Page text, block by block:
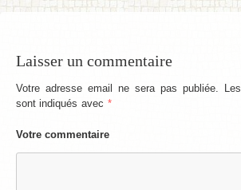
Laisser un commentaire
Votre adresse email ne sera pas publiée.
sont indiqués avec *
Votre commentaire